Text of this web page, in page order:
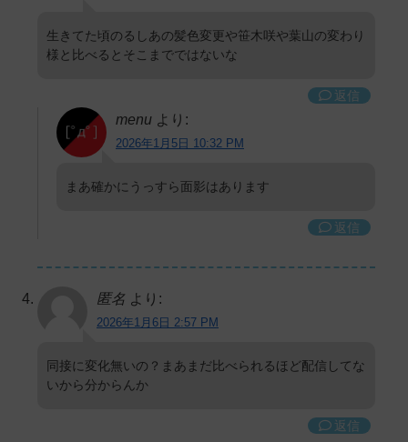
生きてた頃のるしあの髪色変更や笹木咲や葉山の変わり
様と比べるとそこまでではないな
返信
menu より:
2026年1月5日 10:32 PM
まあ確かにうっすら面影はあります
返信
匿名 より:
2026年1月6日 2:57 PM
同接に変化無いの？まあまだ比べられるほど配信してな
いから分からんか
返信